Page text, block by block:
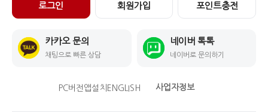
로그인 회원가입 포인트충전
카카오 문의
채팅으로 빠른 상담
네이버 톡톡
네이버로 문의하기
PC버전 앱설치 ENGLISH 사업자정보